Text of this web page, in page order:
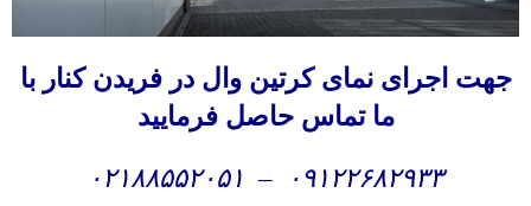
جهت اجرای نمای کرتین وال در فریدن کنار با
ما تماس حاصل فرمایید
۰۹۱۲۲۶۸۲۹۳۳ – ۰۲۱۸۸۵۵۲۰۵۱